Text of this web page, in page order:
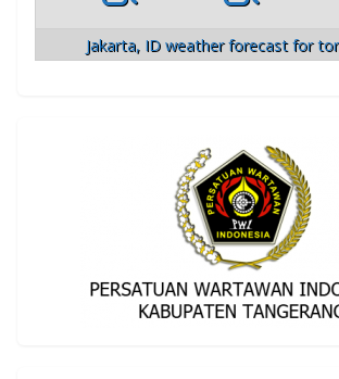
Jakarta, IDweather forecast for